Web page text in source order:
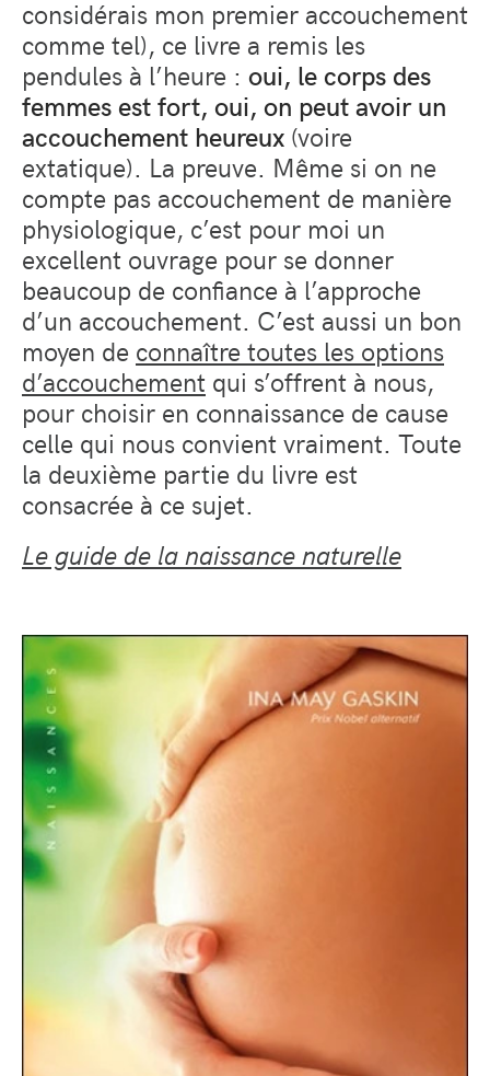
considérais mon premier accouchement
comme tel), ce livre a remis les
pendules à l’heure : oui, le corps des
femmes est fort, oui, on peut avoir un
accouchement heureux (voire
extatique). La preuve. Même si on ne
compte pas accouchement de manière
physiologique, c’est pour moi un
excellent ouvrage pour se donner
beaucoup de confiance à l’approche
d’un accouchement. C’est aussi un bon
moyen de connaître toutes les options
d’accouchement qui s’offrent à nous,
pour choisir en connaissance de cause
celle qui nous convient vraiment. Toute
la deuxième partie du livre est
consacrée à ce sujet.
Le guide de la naissance naturelle